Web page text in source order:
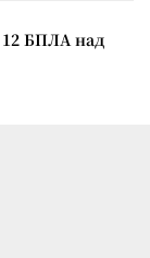
БПЛА над